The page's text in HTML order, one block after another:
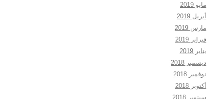
مايو 2019
أبريل 2019
مارس 2019
فبراير 2019
يناير 2019
ديسمبر 2018
نوفمبر 2018
أكتوبر 2018
سبتمبر 2018